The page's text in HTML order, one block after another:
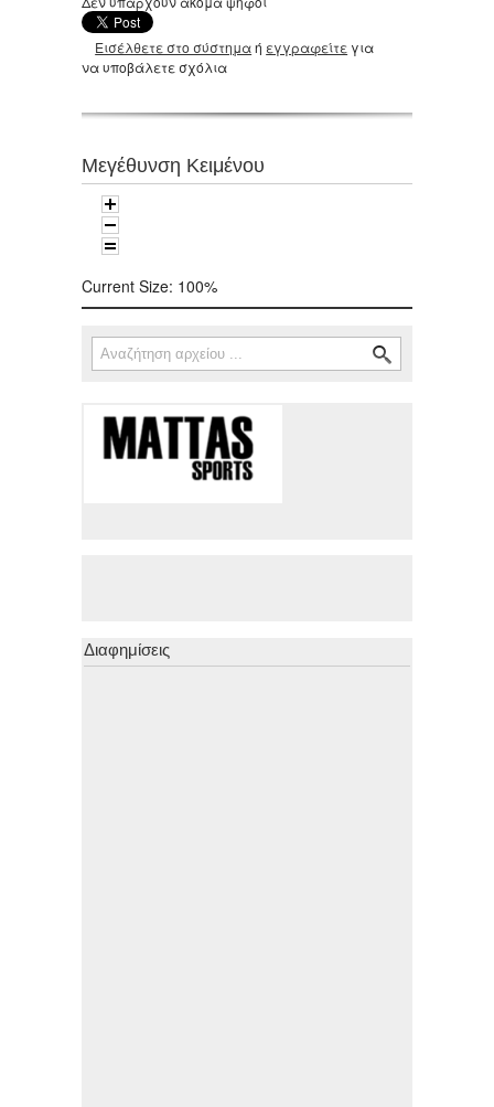
Εισέλθετε στο σύστημαή εγγραφείτε για
να υποβάλετε σχόλια
Μεγέθυνση Κειμένου
Current Size: 100%
Φόρμα αναζήτησης
Αναζήτηση
Διαφημίσεις